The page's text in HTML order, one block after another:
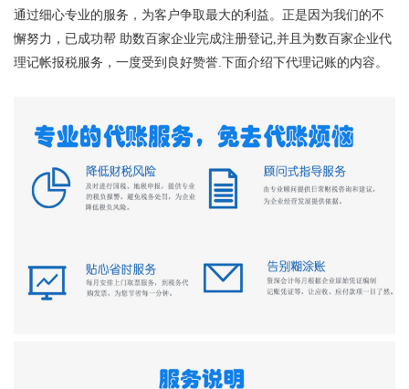
通过细心专业的服务，为客户争取最大的利益。正是因为我们的不
懈努力，已成功帮 助数百家企业完成注册登记,并且为数百家企业代
理记帐报税服务，一度受到良好赞誉.下面介绍下代理记账的内容。